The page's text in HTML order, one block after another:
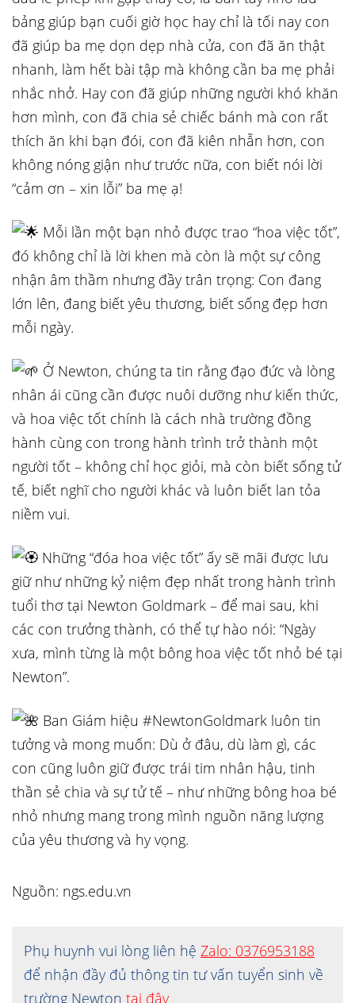
bảng giúp bạn cuối giờ học hay chỉ là tối nay con
đã giúp ba mẹ dọn dẹp nhà cửa, con đã ăn thật
nhanh, làm hết bài tập mà không cần ba mẹ phải
nhắc nhở. Hay con đã giúp những người khó khăn
hơn mình, con đã chia sẻ chiếc bánh mà con rất
thích ăn khi bạn đói, con đã kiên nhẫn hơn, con
không nóng giận như trước nữa, con biết nói lời
“cảm ơn – xin lỗi” ba mẹ ạ!
Mỗi lần một bạn nhỏ được trao “hoa việc tốt”,
đó không chỉ là lời khen mà còn là một sự công
nhận âm thầm nhưng đầy trân trọng: Con đang
lớn lên, đang biết yêu thương, biết sống đẹp hơn
mỗi ngày.
Ở Newton, chúng ta tin rằng đạo đức và lòng
nhân ái cũng cần được nuôi dưỡng như kiến thức,
và hoa việc tốt chính là cách nhà trường đồng
hành cùng con trong hành trình trở thành một
người tốt – không chỉ học giỏi, mà còn biết sống tử
tế, biết nghĩ cho người khác và luôn biết lan tỏa
niềm vui.
Những “đóa hoa việc tốt” ấy sẽ mãi được lưu
giữ như những kỷ niệm đẹp nhất trong hành trình
tuổi thơ tại Newton Goldmark – để mai sau, khi
các con trưởng thành, có thể tự hào nói: “Ngày
xưa, mình từng là một bông hoa việc tốt nhỏ bé tại
Newton”.
Ban Giám hiệu #NewtonGoldmark luôn tin
tưởng và mong muốn: Dù ở đâu, dù làm gì, các
con cũng luôn giữ được trái tim nhân hậu, tinh
thần sẻ chia và sự tử tế – như những bông hoa bé
nhỏ nhưng mang trong mình nguồn năng lượng
của yêu thương và hy vọng.
Nguồn: ngs.edu.vn
Phụ huynh vui lòng liên hệ Zalo: 0376953188
để nhận đầy đủ thông tin tư vấn tuyển sinh về
trường Newton tại đây